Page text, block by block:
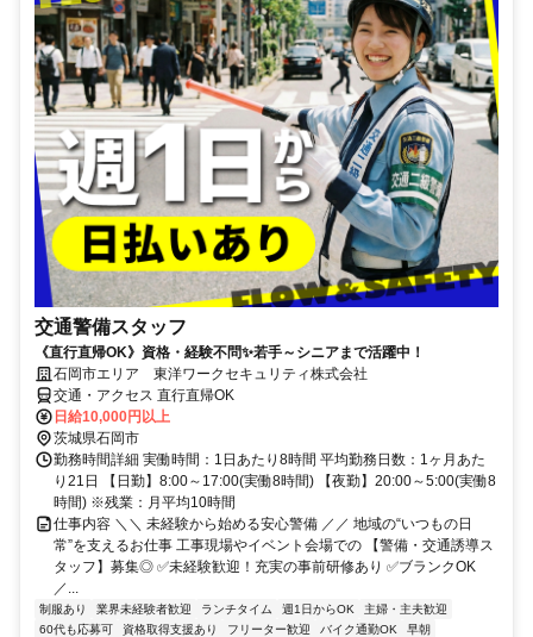
交通警備スタッフ
《直行直帰OK》資格・経験不問✨若手～シニアまで活躍中！
石岡市エリア 東洋ワークセキュリティ株式会社
交通・アクセス 直行直帰OK
日給10,000円以上
茨城県石岡市
勤務時間詳細 実働時間：1日あたり8時間 平均勤務日数：1ヶ月あた
り21日 【日勤】8:00～17:00(実働8時間) 【夜勤】20:00～5:00(実働8
時間) ※残業：月平均10時間
仕事内容 ＼＼ 未経験から始める安心警備 ／／ 地域の“いつもの日
常”を支えるお仕事 工事現場やイベント会場での 【警備・交通誘導ス
タッフ】募集◎ ✅未経験歓迎！充実の事前研修あり ✅ブランクOK
／...
制服あり 業界未経験者歓迎 ランチタイム 週1日からOK
主婦・主夫歓迎
60代も応募可
資格取得支援あり フリーター歓迎 バイク通勤OK
早朝